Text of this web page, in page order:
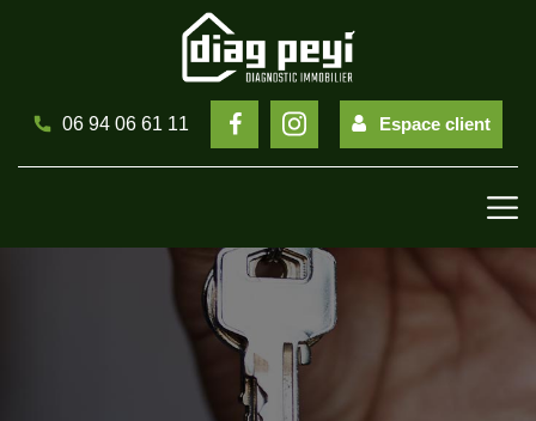
06 94 06 61 11 Espace client